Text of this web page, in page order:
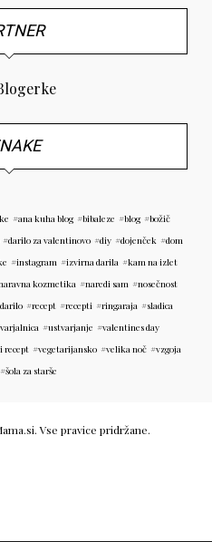
ana kuha blog bibaleze blog
božič
darilo za valentinovo diy dojenček
dom
instagram izvirna darila
kam na izlet
kozmetika naredi sam
nosečnost
recept recepti ringaraja
sladica
ustvarjanje
valentines day
recept vegetarijansko velika noč
vzgoja
šola za starše
Vse pravice pridržane.